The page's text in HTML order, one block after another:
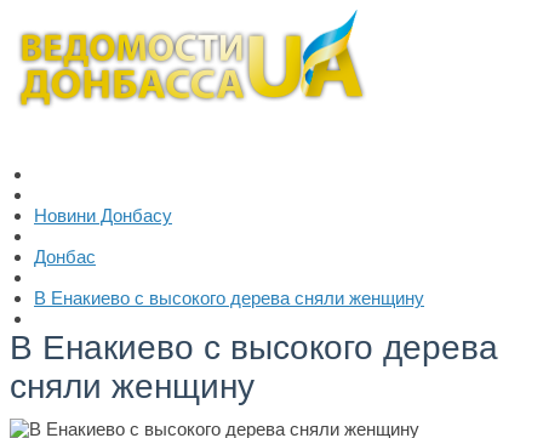
Новини Донбасу
Донбас
В Енакиево с высокого дерева сняли женщину
В Енакиево с высокого дерева
сняли женщину